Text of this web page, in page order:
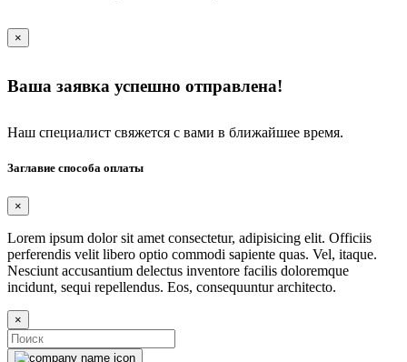
×
Ваша заявка успешно отправлена!
Наш специалист свяжется с вами в ближайшее время.
Заглавие способа оплаты
×
Lorem ipsum dolor sit amet consectetur, adipisicing elit. Officiis
perferendis velit libero optio commodi sapiente quas. Vel, itaque.
Nesciunt accusantium delectus inventore facilis doloremque
incidunt, sequi repellendus. Eos, consequuntur architecto.
×